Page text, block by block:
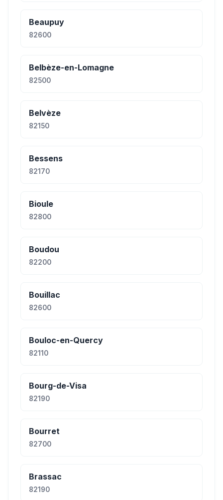
Beaupuy
82600
Belbèze-en-Lomagne
82500
Belvèze
82150
Bessens
82170
Bioule
82800
Boudou
82200
Bouillac
82600
Bouloc-en-Quercy
82110
Bourg-de-Visa
82190
Bourret
82700
Brassac
82190